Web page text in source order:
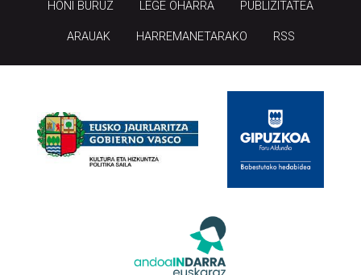
HONI BURUZ LEGE OHARRA PUBLIZITATEA
ARAUAK HARREMANETARAKO RSS